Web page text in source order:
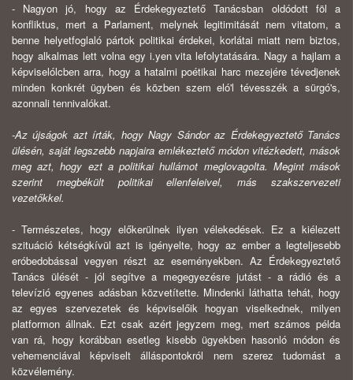
- Nagyon jó, hogy az Érdekegyeztető Tanácsban oldódott föl a
konfliktus, mert a Parlament, melynek legitimitását nem vitatom, a
benne helyetfoglaló pártok politikai érdekei, korlátai miatt nem biztos,
hogy alkalmas lett volna egy i.yen vita lefolytatására. Nagy a hajlam a
képviselólcben arra, hogy a hatalmi po­étikai harc mezejére tévedjenek
minden konkrét ügyben és közben szem eló'l tévesszék a sürgó's,
azonnali tennivalókat.
-Az újságok azt írták, hogy Nagy Sándor az Érdekegyeztető Tanács
ülésén, saját legszebb napjaira emlékeztető módon vitézkedett, mások
meg azt, hogy ezt a politikai hullámot meglovagolta. Megint mások
szerint megbékült politikai ellenfeleivel, más szakszervezeti
vezetőkkel.
- Természetes, hogy előkerülnek ilyen vélekedések. Ez a kiélezett
szituáció kétségkívül azt is igényelte, hogy az ember a legteljesebb
eróbedobással vegyen részt az eseményekben. Az Érdekegyeztető
Tanács ülését - jól segítve a megegyezésre jutást - a rádió és a
televízió egyenes adásban közvetítette. Min­denki láthatta tehát, hogy
az egyes szervezetek és képviselőik hogyan viselked­nek, milyen
platformon állnak. Ezt csak azért jegyzem meg, mert számos példa
van rá, hogy korábban esetleg kisebb ügyekben hasonló módon és
vehemenciával képviselt álláspontokról nem szerez tudomást a
közvélemény.